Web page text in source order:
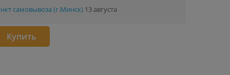
самовывоза (г.Минск)13 августа
Купить